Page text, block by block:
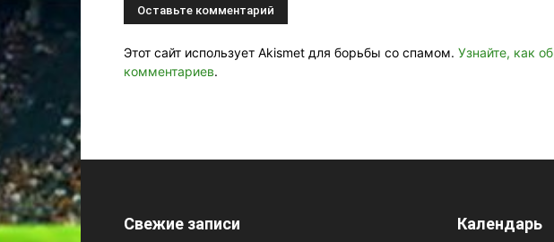
Этот сайт использует Akismet для борьбы со спамом. Узнайте, как
комментариев.
Свежие записи Календарь